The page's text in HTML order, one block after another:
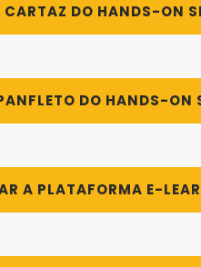
CARTAZ DO HANDS-ON
DO HANDS-ON
A PLATAFORMA E-